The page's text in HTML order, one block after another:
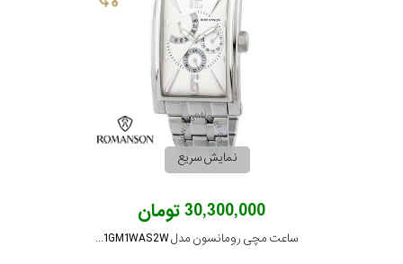
نمایش سریع
30,300,000 تومان
ساعت مچی رومانسون مدل TM8901GM1WAS2W